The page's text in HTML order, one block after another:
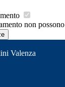
non
Valenza